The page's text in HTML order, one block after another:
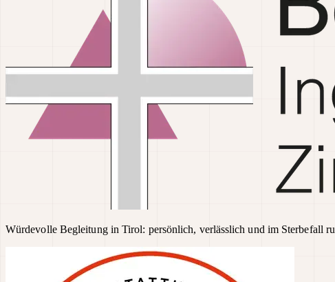
Würdevolle Begleitung in Tirol: persönlich, verlässlich und im Sterbefall